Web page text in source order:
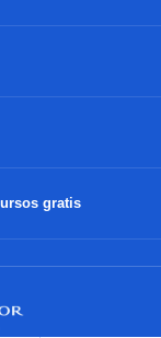
gratis